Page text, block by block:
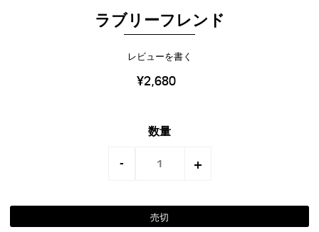
ラブリーフレンド
レビューを書く
¥2,680
数量
- +